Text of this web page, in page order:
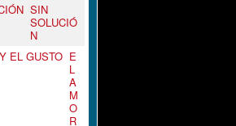
SIN
SOLUCIÓ
N
E
L
A
M
O
R